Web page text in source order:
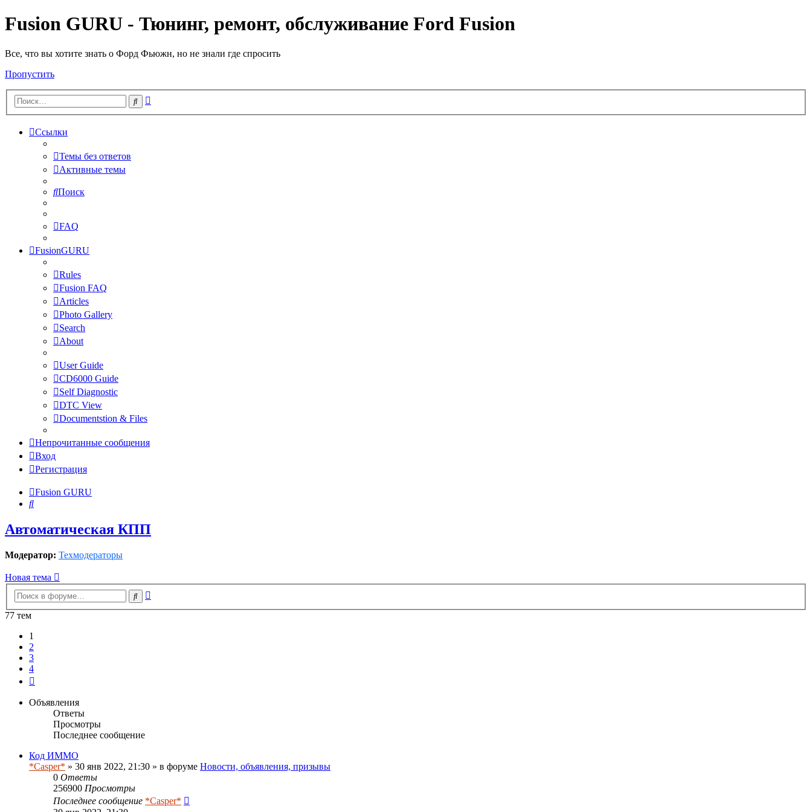
Fusion GURU - Тюнинг, ремонт, обслуживание Ford Fusion
Все, что вы хотите знать о Форд Фьюжн, но не знали где спросить
Пропустить
Поиск
Ссылки
Темы без ответов
Активные темы
Поиск
FAQ
FusionGURU
Rules
Fusion FAQ
Articles
Photo Gallery
Search
About
User Guide
CD6000 Guide
Self Diagnostic
DTC View
Documentstion & Files
Непрочитанные сообщения
Вход
Регистрация
Fusion GURU
Поиск
Автоматическая КПП
Модератор: Техмодераторы
Новая тема
Поиск
77 тем
1
2
3
4
Объявления
Ответы
Просмотры
Последнее сообщение
Код ИММО
*Casper* » 30 янв 2022, 21:30 » в форуме Новости, объявления, призывы
0 Ответы
256900 Просмотры
Последнее сообщение *Casper*